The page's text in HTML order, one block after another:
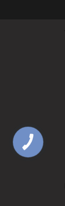
КНОПКА
СВЯЗИ